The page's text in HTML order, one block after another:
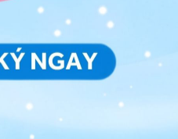
bài báo khoa
Hệ thống